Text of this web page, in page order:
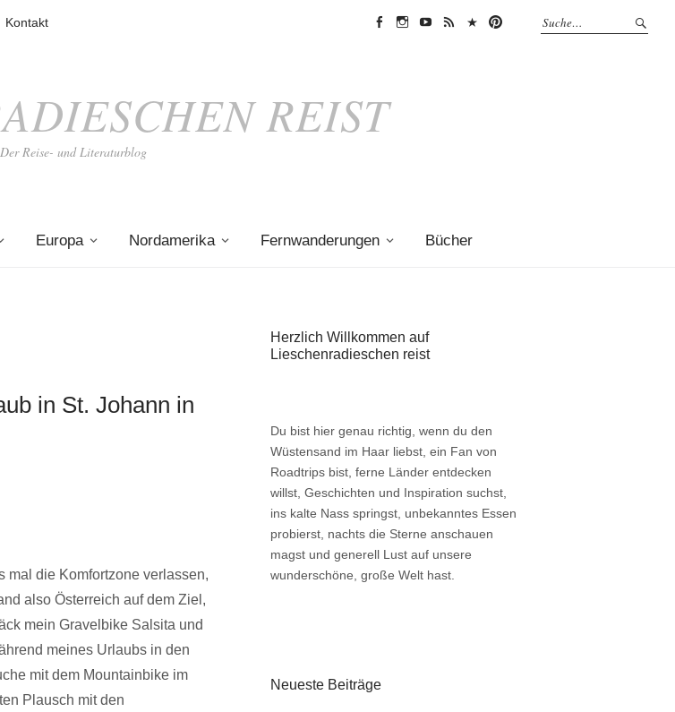
Kontakt
REIST
Der Reise- und Literaturblog
Europa Nordamerika Fernwanderungen Bücher
in St. Johann in
mal die Komfortzone verlassen,
also Österreich auf dem Ziel,
mein Gravelbike Salsita und
meines Urlaubs in den
mit dem Mountainbike im
Plausch mit den
Herzlich Willkommen auf
Lieschenradieschen reist
Du bist hier genau richtig, wenn du den
Wüstensand im Haar liebst, ein Fan von
Roadtrips bist, ferne Länder entdecken
willst, Geschichten und Inspiration suchst,
ins kalte Nass springst, unbekanntes Essen
probierst, nachts die Sterne anschauen
magst und generell Lust auf unsere
wunderschöne, große Welt hast.
Neueste Beiträge